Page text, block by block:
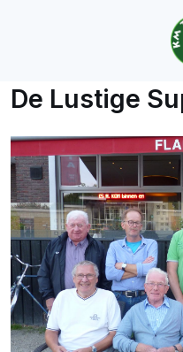
Supportersclubs
De Lustige